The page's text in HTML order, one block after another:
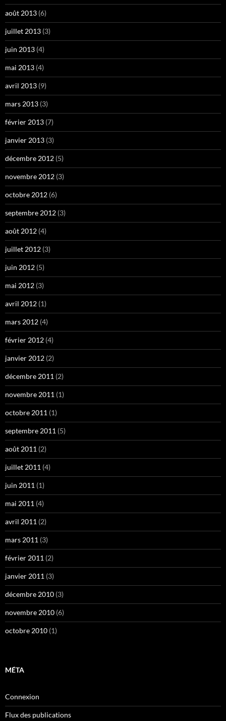
août 2013 (6)
juillet 2013 (3)
juin 2013 (4)
mai 2013 (4)
avril 2013 (9)
mars 2013 (3)
février 2013 (7)
janvier 2013 (3)
décembre 2012 (5)
novembre 2012 (3)
octobre 2012 (6)
septembre 2012 (3)
août 2012 (4)
juillet 2012 (3)
juin 2012 (5)
mai 2012 (3)
avril 2012 (1)
mars 2012 (4)
février 2012 (4)
janvier 2012 (2)
décembre 2011 (2)
novembre 2011 (1)
octobre 2011 (1)
septembre 2011 (5)
août 2011 (2)
juillet 2011 (4)
juin 2011 (1)
mai 2011 (4)
avril 2011 (2)
mars 2011 (3)
février 2011 (2)
janvier 2011 (3)
décembre 2010 (3)
novembre 2010 (6)
octobre 2010 (1)
MÉTA
Connexion
Flux des publications